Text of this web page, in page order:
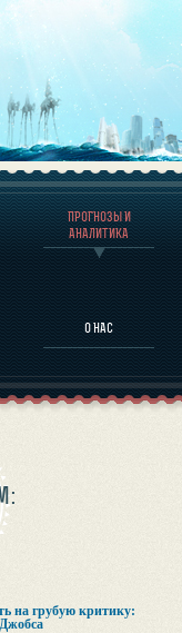
ПРОГНОЗЫ И
АНАЛИТИКА
О НАС
ЛИЧНОСТЕЙ
на грубую критику: